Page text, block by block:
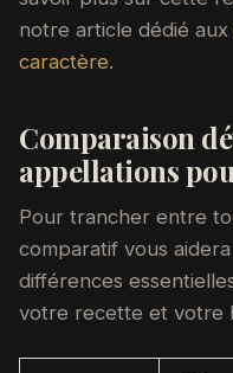
notre article dédié aux
caractère.
Comparaison
appellations
Pour trancher entre
comparatif vous
différences
votre recette et votre